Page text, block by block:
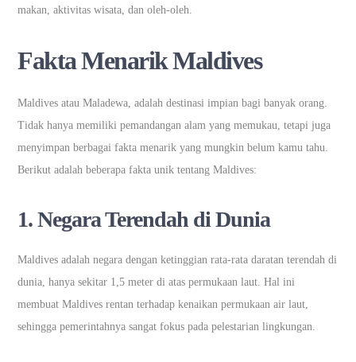
makan, aktivitas wisata, dan oleh-oleh.
Fakta Menarik Maldives
Maldives atau Maladewa, adalah destinasi impian bagi banyak orang.
Tidak hanya memiliki pemandangan alam yang memukau, tetapi juga
menyimpan berbagai fakta menarik yang mungkin belum kamu tahu.
Berikut adalah beberapa fakta unik tentang Maldives:
1.Negara Terendah di Dunia
Maldives adalah negara dengan ketinggian rata-rata daratan terendah di
dunia, hanya sekitar 1,5 meter di atas permukaan laut. Hal ini
membuat Maldives rentan terhadap kenaikan permukaan air laut,
sehingga pemerintahnya sangat fokus pada pelestarian lingkungan.